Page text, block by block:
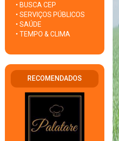
• BUSCA CEP
• SERVIÇOS PÚBLICOS
• SAÚDE
• TEMPO & CLIMA
RECOMENDADOS